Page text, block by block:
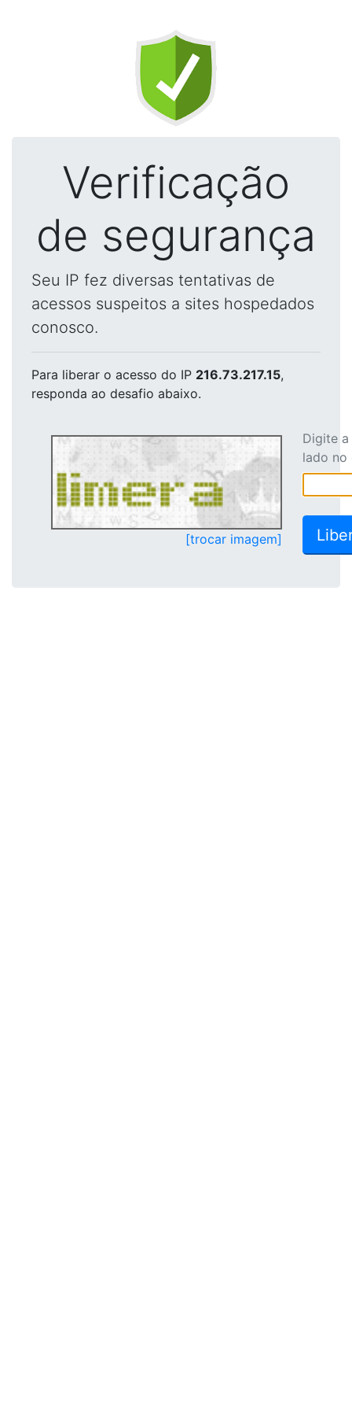
Verificação
de segurança
Seu IP fez diversas tentativas de
acessos suspeitos a sites hospedados
conosco.
Para liberar o acesso do IP 216.73.217.15,
responda ao desafio abaixo.
[trocar imagem]
Digite
lado no